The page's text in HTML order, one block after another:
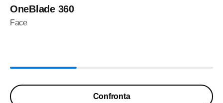
OneBlade 360
Face
Confronta